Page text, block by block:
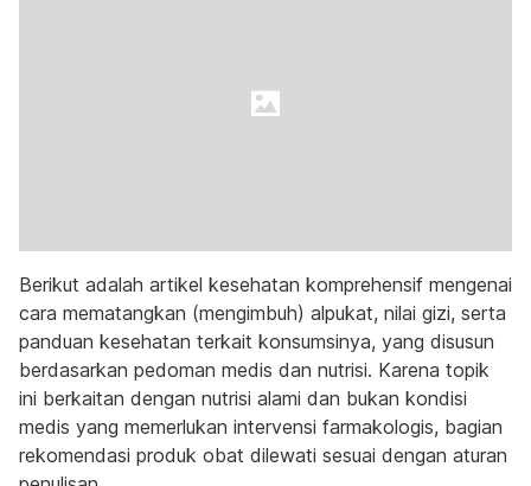
Berikut adalah artikel kesehatan komprehensif mengenai
cara mematangkan (mengimbuh) alpukat, nilai gizi, serta
panduan kesehatan terkait konsumsinya, yang disusun
berdasarkan pedoman medis dan nutrisi. Karena topik
ini berkaitan dengan nutrisi alami dan bukan kondisi
medis yang memerlukan intervensi farmakologis, bagian
rekomendasi produk obat dilewati sesuai dengan aturan